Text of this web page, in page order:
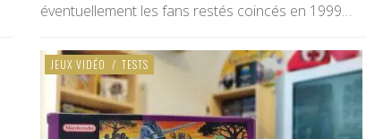
éventuellement les fans restés coincés en 1999…
JEUX VIDÉO / TESTS